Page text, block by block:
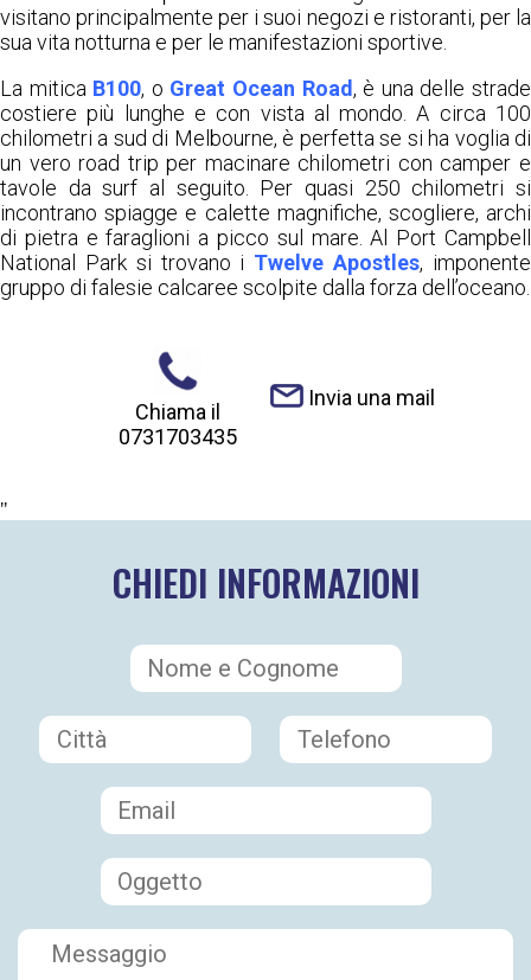
visitano principalmente per i suoi negozi e ristoranti, per la
sua vita notturna e per le manifestazioni sportive.
La mitica B100, o Great Ocean Road, è una delle strade
costiere più lunghe e con vista al mondo. A circa 100
chilometri a sud di Melbourne, è perfetta se si ha voglia di
un vero road trip per macinare chilometri con camper e
tavole da surf al seguito. Per quasi 250 chilometri si
incontrano spiagge e calette magnifiche, scogliere, archi
di pietra e faraglioni a picco sul mare. Al Port Campbell
National Park si trovano i Twelve Apostles, imponente
gruppo di falesie calcaree scolpite dalla forza dell’oceano.
Chiama il
0731703435
Invia una mail
"
CHIEDI INFORMAZIONI